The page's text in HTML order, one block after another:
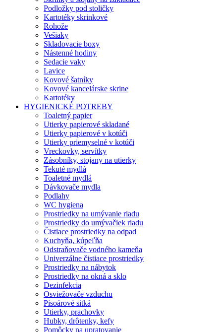
Podložky pod stoličky
Kartotéky skrinkové
Rohože
Vešiaky
Skladovacie boxy
Nástenné hodiny
Sedacie vaky
Lavice
Kovové šatníky
Kovové kancelárske skrine
Kartotéky
HYGIENICKÉ POTREBY
Toaletný papier
Utierky papierové skladané
Utierky papierové v kotúči
Utierky priemyselné v kotúči
Vreckovky, servítky
Zásobníky, stojany na utierky
Tekuté mydlá
Toaletné mydlá
Dávkovače mydla
Podlahy
WC hygiena
Prostriedky na umývanie riadu
Prostriedky do umývačiek riadu
Čistiace prostriedky na odpad
Kuchyňa, kúpeľňa
Odstraňovače vodného kameňa
Univerzálne čistiace prostriedky
Prostriedky na nábytok
Prostriedky na okná a sklo
Dezinfekcia
Osviežovače vzduchu
Pisoárové sitká
Utierky, prachovky
Hubky, drôtenky, kefy
Pomôcky na upratovanie